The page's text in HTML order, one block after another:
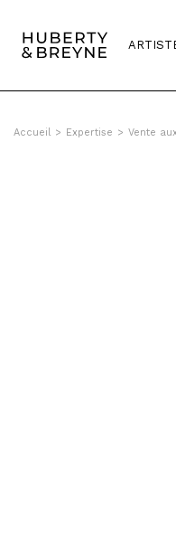
Accueil > Expertise > Vente